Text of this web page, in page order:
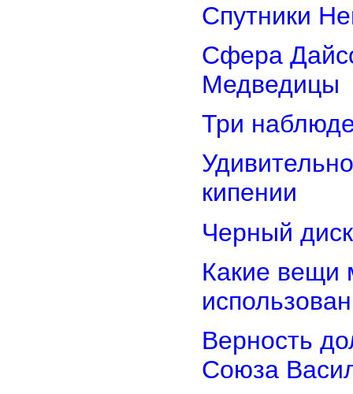
Спутники
Сфера
Медведицы
Три
кипении
Черный
Какие вещи
Верность
Союза